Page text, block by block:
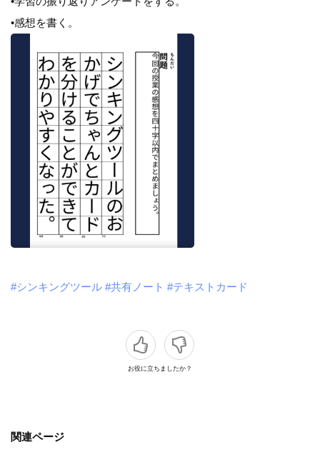
•感想を書く。
#シンキングツール #共有ノート #テキストカード
お役に立ちましたか？
関連ページ